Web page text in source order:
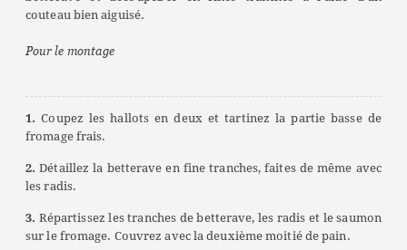
couteau bien aiguisé.
Pour le montage
1. Coupez les hallots en deux et tartinez la partie basse de
fromage frais.
2. Détaillez la betterave en fine tranches, faites de même avec
les radis.
3. Répartissez les tranches de betterave, les radis et le saumon
sur le fromage. Couvrez avec la deuxième moitié de pain.